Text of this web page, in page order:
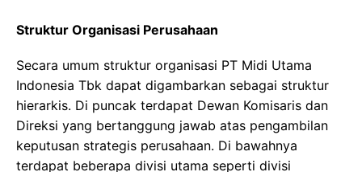
Struktur Organisasi Perusahaan
Secara umum struktur organisasi PT Midi Utama
Indonesia Tbk dapat digambarkan sebagai struktur
hierarkis. Di puncak terdapat Dewan Komisaris dan
Direksi yang bertanggung jawab atas pengambilan
keputusan strategis perusahaan. Di bawahnya
terdapat beberapa divisi utama seperti divisi